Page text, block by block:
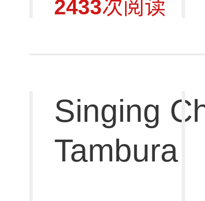
2433次阅读
Singing
Tambura